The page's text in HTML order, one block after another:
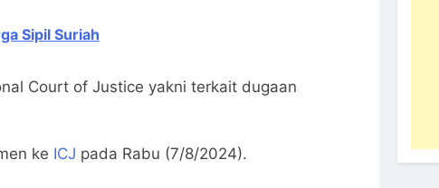
Sipil Suriah
Court of Justice yakni terkait dugaan
ke ICJ pada Rabu (7/8/2024).